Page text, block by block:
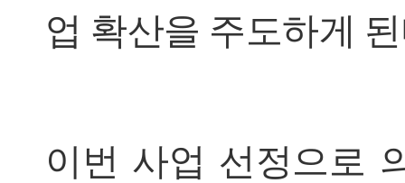
업 확산을 주도하게
이번 사업 선정으로